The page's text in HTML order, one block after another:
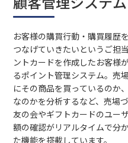
お客様の購買行動・購買履歴
つなげていきたいというご担
ントカードを作成したお客様
るポイント管理システム。売
にその商品を買っているのか
なのかを分析するなど、売場
友の会やギフトカードのユー
額の確認がリアルタイムで分
た機能を搭載しています。